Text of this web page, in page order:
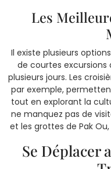
Les
Il existe plusieurs
de courtes excursions
plusieurs jours. Les
par exemple,
tout en explorant la
ne manquez pas de
et les grottes de Pak
Se Déplacer